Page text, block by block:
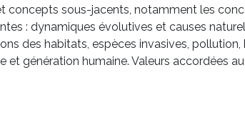
concepts sous-jacents, notamment les
: dynamiques évolutives et causes
des habitats, espèces invasives,
et génération humaine. Valeurs accordées